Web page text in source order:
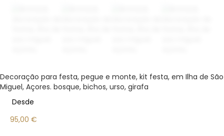
Decoração para festa, pegue e monte, kit festa, em Ilha de São
Miguel, Açores. bosque, bichos, urso, girafa
Desde
95,00 €